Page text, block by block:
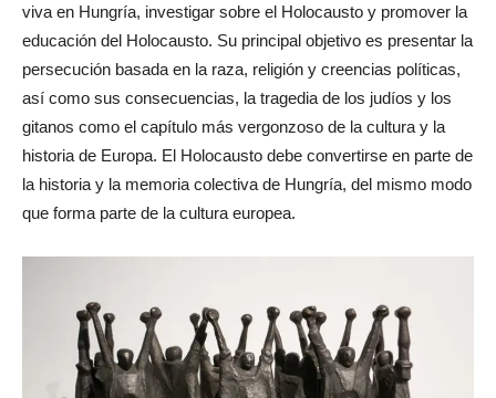
viva en Hungría, investigar sobre el Holocausto y promover la
educación del Holocausto. Su principal objetivo es presentar la
persecución basada en la raza, religión y creencias políticas,
así como sus consecuencias, la tragedia de los judíos y los
gitanos como el capítulo más vergonzoso de la cultura y la
historia de Europa. El Holocausto debe convertirse en parte de
la historia y la memoria colectiva de Hungría, del mismo modo
que forma parte de la cultura europea.